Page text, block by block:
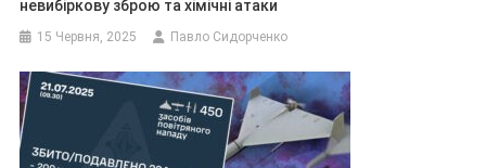
невибіркову зброю та хімічні атаки
15 Червня, 2025 Павло Сидорченко